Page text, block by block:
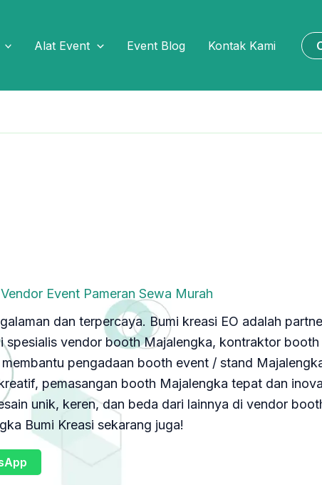
Alat Event Event Blog Kontak Kami
Event Pameran Sewa Murah
dan terpercaya. Bumi kreasi EO adalah
vendor booth Majalengka, kontraktor booth
pengadaan booth event / stand
pemasangan booth Majalengka tepat dan
unik, keren, dan beda dari lainnya di vendor
Bumi Kreasi sekarang juga!